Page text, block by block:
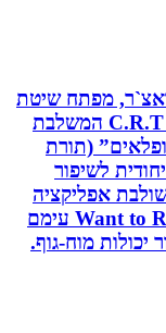
מפתח שיטת
C.R.T - Cognitive Reaction Training המשלבת
(תורת
לשיפור
אפליקציה
ייחודית וערכה ייעודיות בשם: Want to React עימם
מוח-גוף.